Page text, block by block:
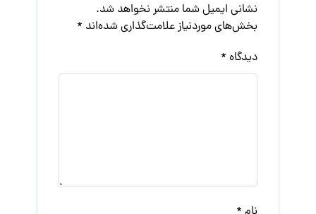
نشانی ایمیل شما منتشر نخواهد شد.
بخش‌های موردنیاز علامت‌گذاری شده‌اند *
دیدگاه *